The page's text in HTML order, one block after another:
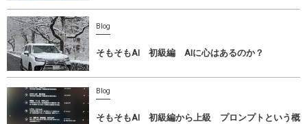
Blog
そもそもAI 初級編 AIに心はあるのか？
Blog
そもそもAI 初級編から上級 プロンプトという概